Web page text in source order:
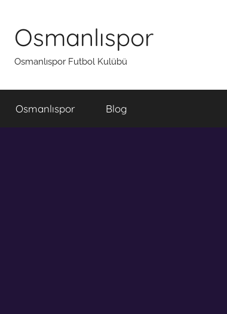
Osmanlıspor
Osmanlıspor Futbol Kulübü
Osmanlıspor Blog